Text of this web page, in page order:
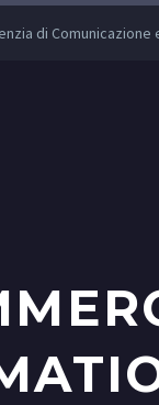
di Comunicazione